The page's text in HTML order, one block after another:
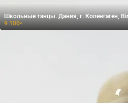
Школьные танцы. Дания, г. Копенгаген,
9 100₽